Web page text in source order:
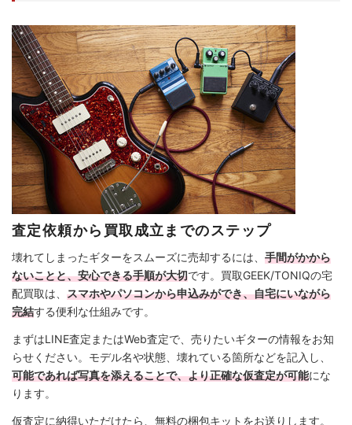
査定依頼から買取成立までのステップ
壊れてしまったギターをスムーズに売却するには、 手間がかから
ないことと、安心できる手順が大切です。買取GEEK/TONIQの宅
配買取は、 スマホやパソコンから申込みができ、自宅にいながら
完結する便利な仕組みです。
まずはLINE査定またはWeb査定で、売りたいギターの情報をお知
らせください。モデル名や状態、壊れている箇所などを記入し、
可能であれば写真を添えることで、より正確な仮査定が可能にな
ります。
仮査定に納得いただけたら、無料の梱包キットをお送りします。